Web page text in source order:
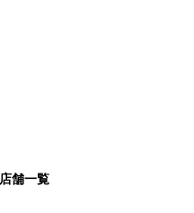
店舗一覧